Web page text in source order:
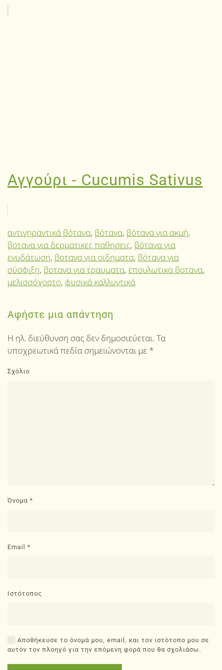
Αγγούρι - Cucumis Sativus
αντιγηραντικά βότανα, βότανα, βότανα για ακμή,
βοτανα για δερματικες παθησεις, βότανα για
ενυδάτωση, βοτανα για οιδηματα, βότανα για
σύσφιξη, βοτανα για τραυματα, επουλωτικα βοτανα,
μελισσόχορτο, φυσικά καλλυντικά
Αφήστε μια απάντηση
Η ηλ. διεύθυνση σας δεν δημοσιεύεται. Τα
υποχρεωτικά πεδία σημειώνονται με *
Σχόλιο
Όνομα *
Email *
Ιστότοπος
Αποθήκευσε το όνομά μου, email, και τον ιστότοπο μου σε
αυτόν τον πλοηγό για την επόμενη φορά που θα σχολιάσω.